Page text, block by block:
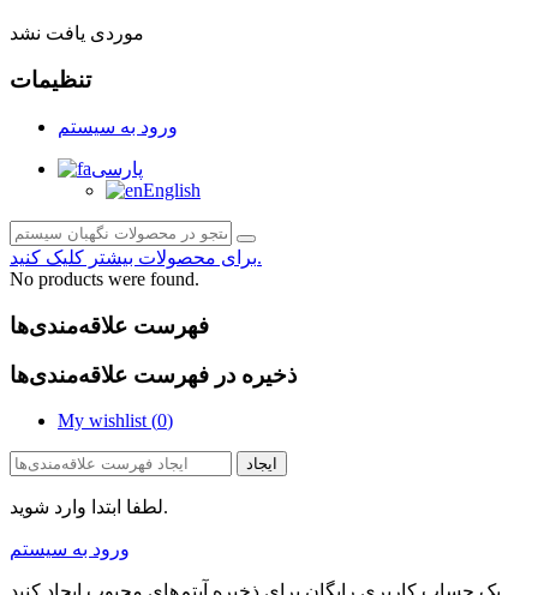
موردی یافت نشد
تنظیمات
ورود به سیستم
پارسی
English
برای محصولات بیشتر کلیک کنید.
No products were found.
فهرست علاقه‌مندی‌ها
ذخیره در فهرست علاقه‌مندی‌ها
My wishlist (0)
ایجاد
لطفا ابتدا وارد شوید.
ورود به سیستم